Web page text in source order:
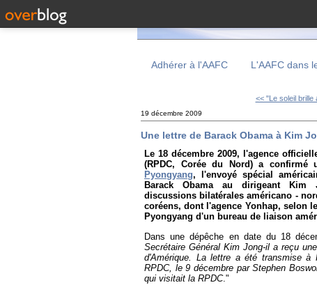
Adhérer à l'AAFC L'AAFC dans
<< "Le soleil brille
19 décembre 2009
Une lettre de Barack Obama à Kim
Le 18 décembre 2009, l'agence
(RPDC, Corée du Nord) a confirmé
Pyongyang, l'envoyé spécial
Barack Obama au dirigeant
discussions bilatérales américano -
coréens, dont l'agence Yonhap, selon
Pyongyang d'un bureau de liaison
Dans une dépêche en date du 18
Secrétaire Général Kim Jong-il a reçu
d'Amérique. La lettre a été transmise à
RPDC, le 9 décembre par Stephen
qui visitait la RPDC."